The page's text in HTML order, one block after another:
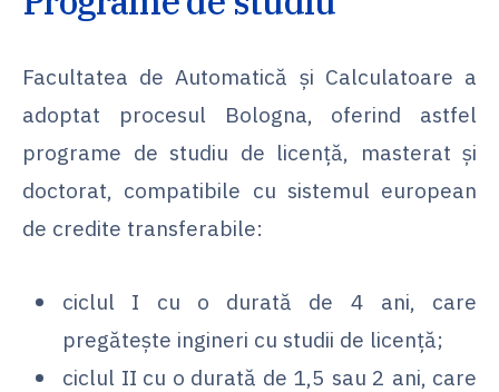
Facultatea de Automatică și Calculatoare a
adoptat procesul Bologna, oferind astfel
programe de studiu de licență, masterat și
doctorat, compatibile cu sistemul european
de credite transferabile:
ciclul I cu o durată de 4 ani, care
pregătește ingineri cu studii de licență;
ciclul II cu o durată de 1,5 sau 2 ani, care